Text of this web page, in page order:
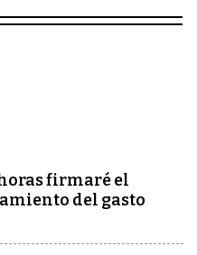
firmaré el
del gasto